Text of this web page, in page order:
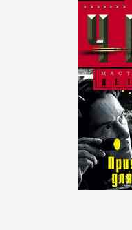
любовные
Любовно-
фантастические